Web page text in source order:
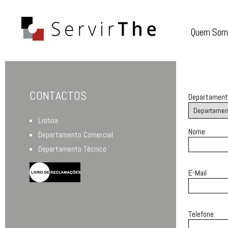
Quem
CONTACTOS
Lisboa
Departamento Comercial
Departamento Técnico
Nome
E-Mail
Telefone